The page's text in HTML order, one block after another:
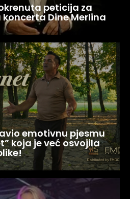
peticija za
Dine Merlina
emotivnu pjesmu
koja je već osvojila